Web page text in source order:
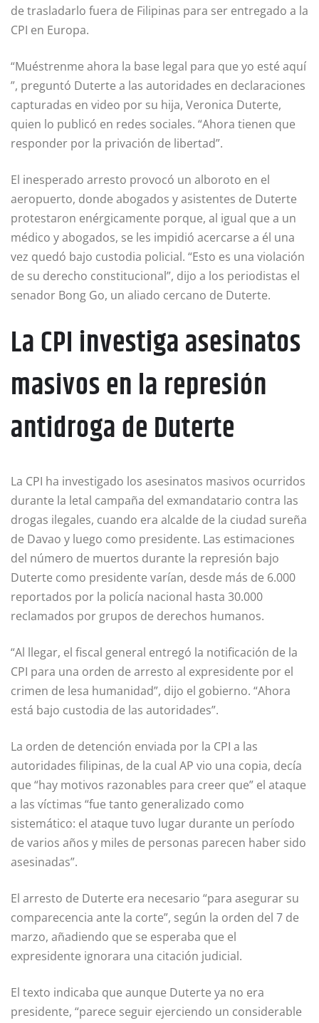
de trasladarlo fuera de Filipinas para ser entregado a la
CPI en Europa.
“Muéstrenme ahora la base legal para que yo esté aquí
”, preguntó Duterte a las autoridades en declaraciones
capturadas en video por su hija, Veronica Duterte,
quien lo publicó en redes sociales. “Ahora tienen que
responder por la privación de libertad”.
El inesperado arresto provocó un alboroto en el
aeropuerto, donde abogados y asistentes de Duterte
protestaron enérgicamente porque, al igual que a un
médico y abogados, se les impidió acercarse a él una
vez quedó bajo custodia policial. “Esto es una violación
de su derecho constitucional”, dijo a los periodistas el
senador Bong Go, un aliado cercano de Duterte.
La CPI investiga asesinatos
masivos en la represión
antidroga de Duterte
La CPI ha investigado los asesinatos masivos ocurridos
durante la letal campaña del exmandatario contra las
drogas ilegales, cuando era alcalde de la ciudad sureña
de Davao y luego como presidente. Las estimaciones
del número de muertos durante la represión bajo
Duterte como presidente varían, desde más de 6.000
reportados por la policía nacional hasta 30.000
reclamados por grupos de derechos humanos.
“Al llegar, el fiscal general entregó la notificación de la
CPI para una orden de arresto al expresidente por el
crimen de lesa humanidad”, dijo el gobierno. “Ahora
está bajo custodia de las autoridades”.
La orden de detención enviada por la CPI a las
autoridades filipinas, de la cual AP vio una copia, decía
que “hay motivos razonables para creer que” el ataque
a las víctimas “fue tanto generalizado como
sistemático: el ataque tuvo lugar durante un período
de varios años y miles de personas parecen haber sido
asesinadas”.
El arresto de Duterte era necesario “para asegurar su
comparecencia ante la corte”, según la orden del 7 de
marzo, añadiendo que se esperaba que el
expresidente ignorara una citación judicial.
El texto indicaba que aunque Duterte ya no era
presidente, “parece seguir ejerciendo un considerable